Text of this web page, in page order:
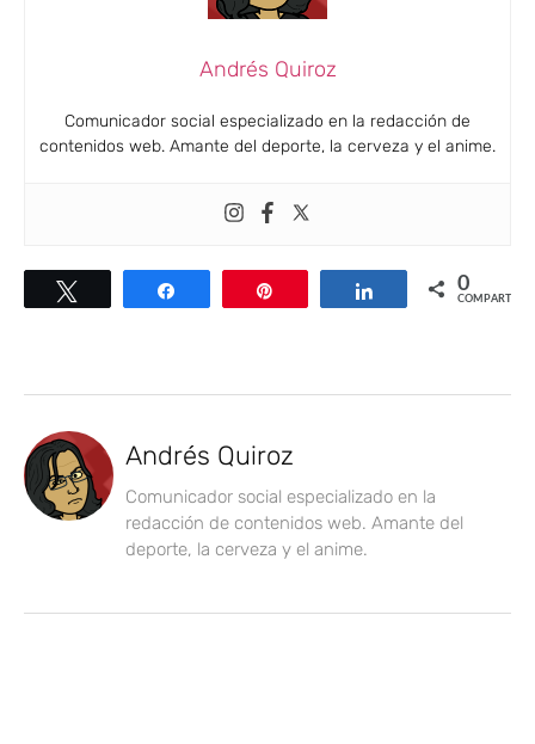
Andrés Quiroz
Comunicador social especializado en la redacción de
contenidos web. Amante del deporte, la cerveza y el anime.
Compartir Compartir0
COMPARTIR
Andrés Quiroz
Comunicador social especializado en la
redacción de contenidos web. Amante del
deporte, la cerveza y el anime.